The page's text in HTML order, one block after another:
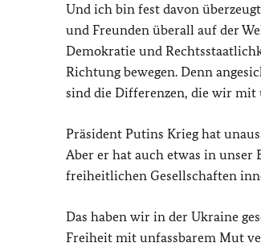
Und ich bin fest davon
und Freunden überall auf der
Demokratie und
Richtung bewegen. Denn
sind die Differenzen, die wir mit
Präsident Putins Krieg hat
Aber er hat auch etwas in
freiheitlichen Gesellschaften
Das haben wir in der Ukraine
Freiheit mit unfassbarem Mut